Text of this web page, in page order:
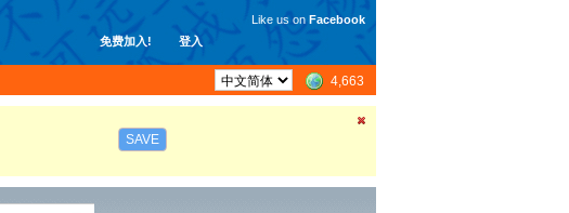
免费加入! 登入
Like us on Facebook
4,663
SAVE